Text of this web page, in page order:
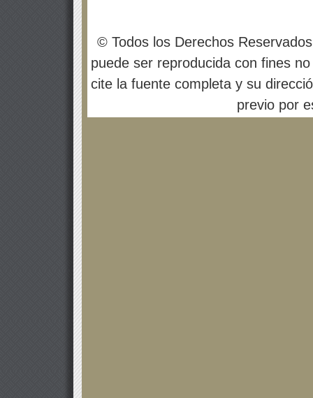
© Todos los Derechos
puede ser reproducida con fines
cite la fuente completa y su
previo por